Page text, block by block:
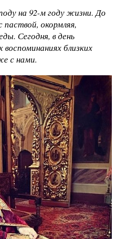
на 92-м году жизни. До
паствой, окормляя,
Сегодня, в день
близких
с нами.